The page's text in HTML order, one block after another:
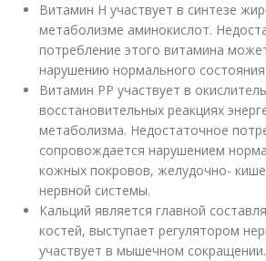
Витамин Н участвует в синтезе
метаболизме аминокислот.
потребление этого витамина
нарушению нормального
Витамин РР участвует в
восстановительных реакциях
метаболизма. Недостаточное
сопровождается нарушением
кожных покровов, желудочно-
нервной системы.
Кальций является главной
костей, выступает регулятором
участвует в мышечном